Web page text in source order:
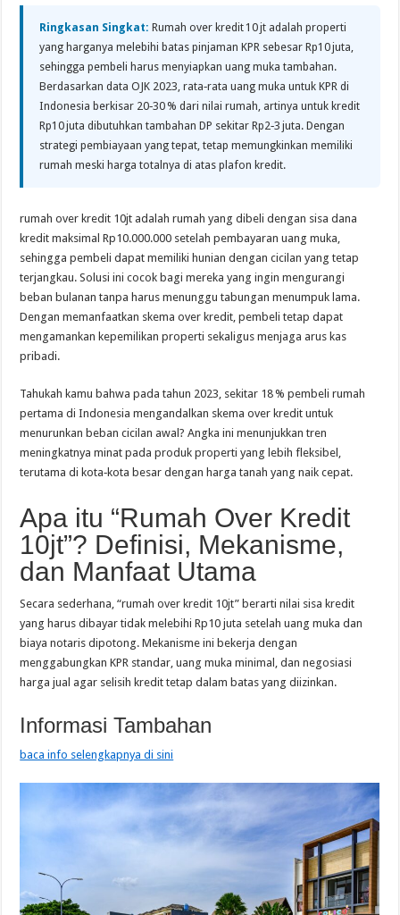
Ringkasan Singkat: Rumah over kredit 10 jt adalah properti
yang harganya melebihi batas pinjaman KPR sebesar Rp10 juta,
sehingga pembeli harus menyiapkan uang muka tambahan.
Berdasarkan data OJK 2023, rata‑rata uang muka untuk KPR di
Indonesia berkisar 20‑30 % dari nilai rumah, artinya untuk kredit
Rp10 juta dibutuhkan tambahan DP sekitar Rp2‑3 juta. Dengan
strategi pembiayaan yang tepat, tetap memungkinkan memiliki
rumah meski harga totalnya di atas plafon kredit.
rumah over kredit 10jt adalah rumah yang dibeli dengan sisa dana
kredit maksimal Rp10.000.000 setelah pembayaran uang muka,
sehingga pembeli dapat memiliki hunian dengan cicilan yang tetap
terjangkau. Solusi ini cocok bagi mereka yang ingin mengurangi
beban bulanan tanpa harus menunggu tabungan menumpuk lama.
Dengan memanfaatkan skema over kredit, pembeli tetap dapat
mengamankan kepemilikan properti sekaligus menjaga arus kas
pribadi.
Tahukah kamu bahwa pada tahun 2023, sekitar 18 % pembeli rumah
pertama di Indonesia mengandalkan skema over kredit untuk
menurunkan beban cicilan awal? Angka ini menunjukkan tren
meningkatnya minat pada produk properti yang lebih fleksibel,
terutama di kota‑kota besar dengan harga tanah yang naik cepat.
Apa itu “Rumah Over Kredit
10jt”? Definisi, Mekanisme,
dan Manfaat Utama
Secara sederhana, “rumah over kredit 10jt” berarti nilai sisa kredit
yang harus dibayar tidak melebihi Rp10 juta setelah uang muka dan
biaya notaris dipotong. Mekanisme ini bekerja dengan
menggabungkan KPR standar, uang muka minimal, dan negosiasi
harga jual agar selisih kredit tetap dalam batas yang diizinkan.
Informasi Tambahan
baca info selengkapnya di sini